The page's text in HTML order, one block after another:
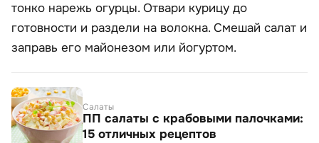
тонко нарежь огурцы. Отвари курицу до
готовности и раздели на волокна. Смешай салат и
заправь его майонезом или йогуртом.
Салаты
ПП салаты с крабовыми палочками:
15 отличных рецептов